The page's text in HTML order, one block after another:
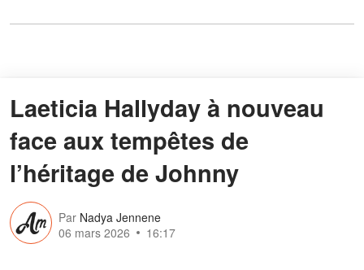
Laeticia Hallyday à nouveau
face aux tempêtes de
l’héritage de Johnny
Par Nadya Jennene
06 mars 2026
16:17